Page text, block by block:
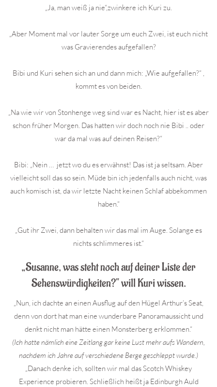
„Ja, man weiß ja nie“,zwinkere ich Kuri zu.
„Aber Moment mal vor lauter Sorge um euch Zwei, ist euch nicht
was Gravierendes aufgefallen?
Bibi und Kuri sehen sich an und dann mich: „Wie aufgefallen?“ ,
kommt es von beiden.
„Na wie wir von Stonhenge weg sind war es Nacht, hier ist es aber
schon früher Morgen. Das hatten wir doch noch nie Bibi .. oder
war da mal was auf deinen Reisen?“
Bibi: „Nein … jetzt wo du es erwähnst! Das ist ja seltsam. Aber
vielleicht soll das so sein. Müde bin ich jedenfalls auch nicht, was
auch komisch ist, da wir letzte Nacht keinen Schlaf abbekommen
haben.“
„Gut ihr Zwei, dann behalten wir das mal im Auge. Solange es
nichts schlimmeres ist.“
„Susanne, was steht noch auf deiner Liste der
Sehenswürdigkeiten?“ will Kuri wissen.
„Nun, ich dachte an einen Ausflug auf den Hügel Arthur’s Seat,
denn von dort hat man eine wunderbare Panoramaussicht und
denkt nicht man hätte einen Monsterberg erklommen.“
(Ich hatte nämlich eine Zeitlang gar keine Lust mehr aufs Wandern,
nachdem ich Jahre auf verschiedene Berge geschleppt wurde.)
„Danach denke ich, sollten wir mal das Scotch Whiskey
Experience probieren. Schließlich heißt ja Edinburgh Auld